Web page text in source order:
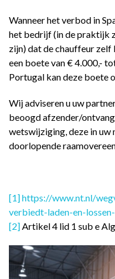
Wanneer het verbod in
het bedrijf (in de praktijk
zijn) dat de chauffeur zelf
een boete van € 4.000,-
Portugal kan deze boete
Wij adviseren u uw
beoogd afzender/
wetswijziging, deze in uw
doorlopende
[1]https://www.nt.nl/
verbiedt-laden-en-
[2]Artikel 4 lid 1 sub e